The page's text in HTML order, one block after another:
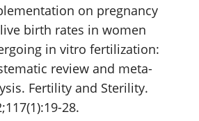
on pregnancy
birth rates in women
in vitro fertilization:
review and meta-
Fertility and Sterility.
28.